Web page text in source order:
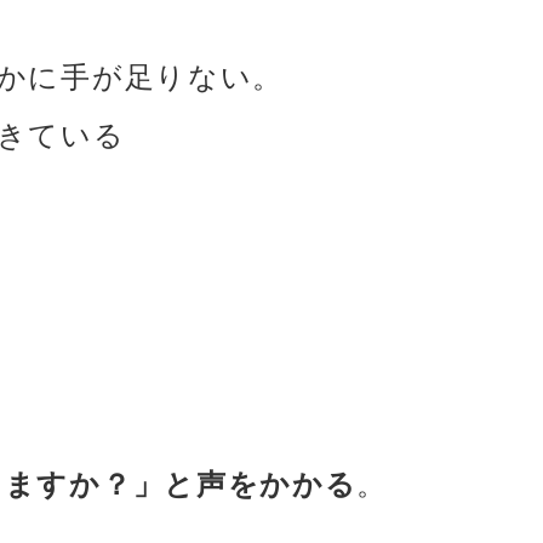
に手が足りない。
ている
すか？」と声をかかる 。